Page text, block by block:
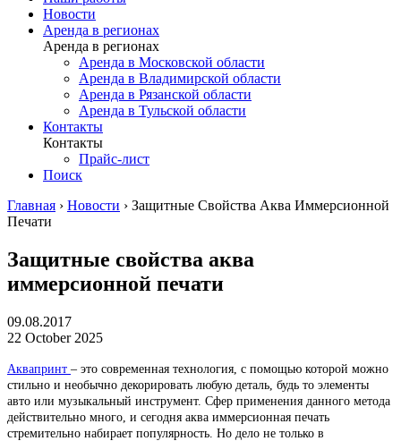
Новости
Аренда в регионах
Аренда в регионах
Аренда в Московской области
Аренда в Владимирской области
Аренда в Рязанской области
Аренда в Тульской области
Контакты
Контакты
Прайс-лист
Поиск
Главная › Новости › Защитные Свойства Аква Иммерсионной
Печати
Защитные свойства аква
иммерсионной печати
09.08.2017
22 October 2025
Аквапринт – это современная технология, с помощью которой можно
стильно и необычно декорировать любую деталь, будь то элементы
авто или музыкальный инструмент. Сфер применения данного метода
действительно много, и сегодня аква иммерсионная печать
стремительно набирает популярность. Но дело не только в